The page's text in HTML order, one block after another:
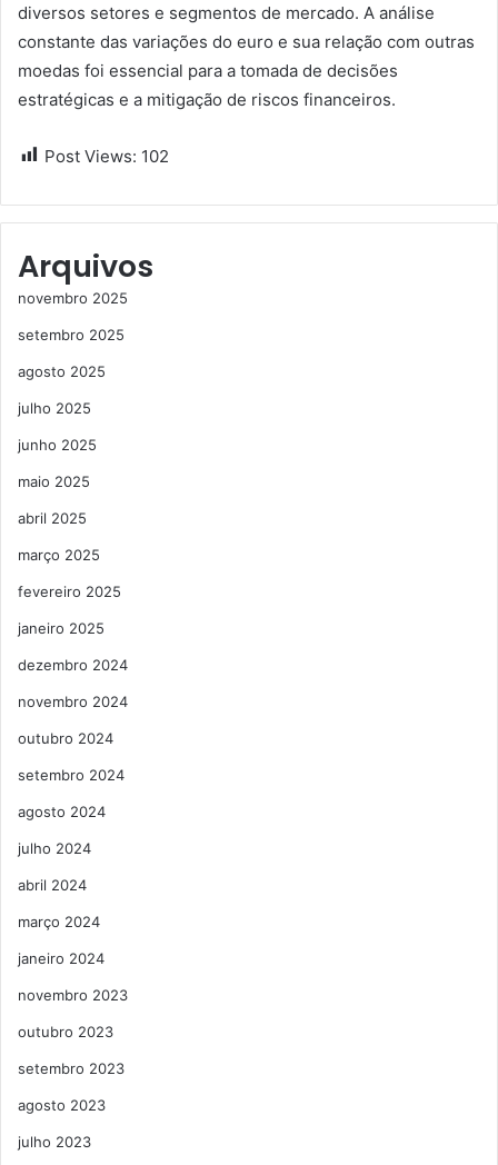
diversos setores e segmentos de mercado. A análise
constante das variações do euro e sua relação com outras
moedas foi essencial para a tomada de decisões
estratégicas e a mitigação de riscos financeiros.
Post Views: 102
Arquivos
novembro 2025
setembro 2025
agosto 2025
julho 2025
junho 2025
maio 2025
abril 2025
março 2025
fevereiro 2025
janeiro 2025
dezembro 2024
novembro 2024
outubro 2024
setembro 2024
agosto 2024
julho 2024
abril 2024
março 2024
janeiro 2024
novembro 2023
outubro 2023
setembro 2023
agosto 2023
julho 2023